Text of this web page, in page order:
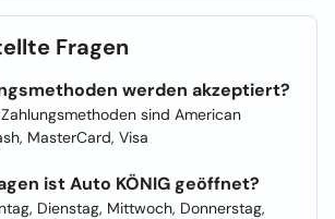
Fragen
werden akzeptiert?
sind American
MasterCard, Visa
ist Auto KÖNIG geöffnet?
Dienstag, Mittwoch, Donnerstag,